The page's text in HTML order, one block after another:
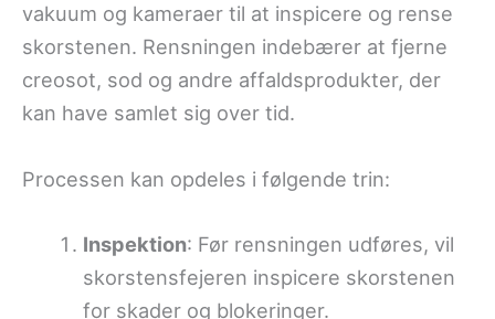
vakuum og kameraer til at inspicere og rense
skorstenen. Rensningen indebærer at fjerne
creosot, sod og andre affaldsprodukter, der
kan have samlet sig over tid.
Processen kan opdeles i følgende trin:
Inspektion: Før rensningen udføres, vil
skorstensfejeren inspicere skorstenen
for skader og blokeringer.